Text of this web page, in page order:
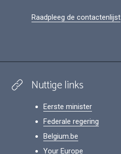
Raadpleeg de contactenlijst
Nuttige links
Eerste minister
Federale regering
Belgium.be
Your Europe